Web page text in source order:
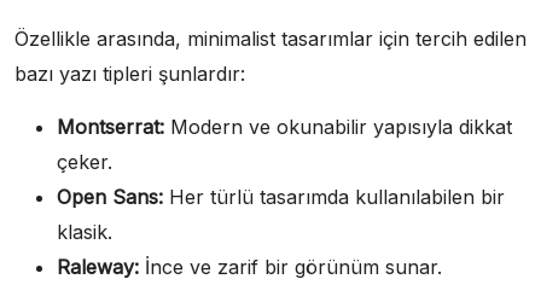
Özellikle arasında, minimalist tasarımlar için tercih edilen
bazı yazı tipleri şunlardır:
Montserrat: Modern ve okunabilir yapısıyla dikkat
çeker.
Open Sans: Her türlü tasarımda kullanılabilen bir
klasik.
Raleway: İnce ve zarif bir görünüm sunar.